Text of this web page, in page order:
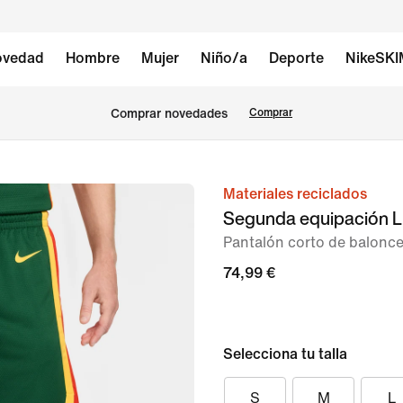
Hombre Mujer Niño/a Deporte
Comprar novedades Comprar
ImagenMateriales reciclados
Segunda equipación
Pantalón corto de
74,99 €
Selecciona tu talla
S M L